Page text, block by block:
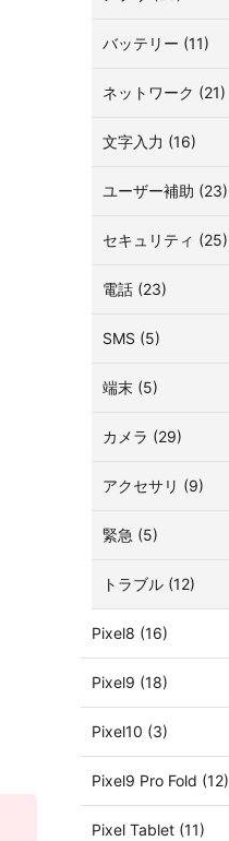
バッテリー (11)
ネットワーク (21)
文字入力 (16)
ユーザー補助 (23)
セキュリティ (25)
電話 (23)
SMS (5)
端末 (5)
カメラ (29)
アクセサリ (9)
緊急 (5)
トラブル (12)
Pixel8 (16)
Pixel9 (18)
Pixel10 (3)
Pixel9 Pro Fold (12)
Pixel Tablet (11)